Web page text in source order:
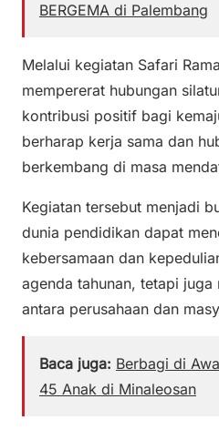
BERGEMA di Palembang
Melalui kegiatan Safari
mempererat hubungan
kontribusi positif bagi
berharap kerja sama dan
berkembang di masa
Kegiatan tersebut menjadi
dunia pendidikan dapat
kebersamaan dan
agenda tahunan, tetapi
antara perusahaan dan
Baca juga: Berbagi di
45 Anak di Minaleosan